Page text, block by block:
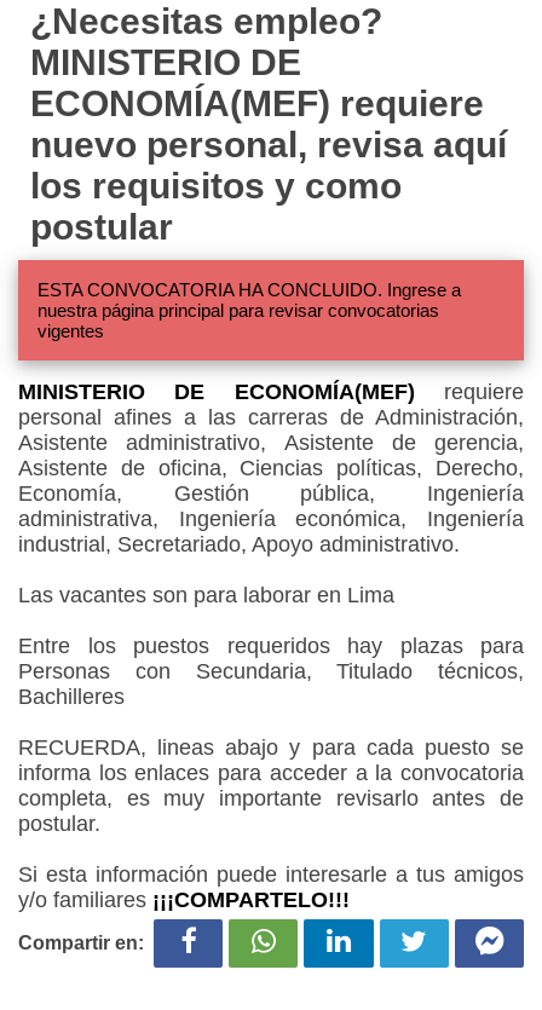
¿Necesitas empleo?
MINISTERIO DE
ECONOMÍA(MEF) requiere
nuevo personal, revisa aquí
los requisitos y como
postular
ESTA CONVOCATORIA HA CONCLUIDO. Ingrese a
nuestra página principal para revisar convocatorias
vigentes
MINISTERIO DE ECONOMÍA(MEF) requiere
personal afines a las carreras de Administración,
Asistente administrativo, Asistente de gerencia,
Asistente de oficina, Ciencias políticas, Derecho,
Economía, Gestión pública, Ingeniería
administrativa, Ingeniería económica, Ingeniería
industrial, Secretariado, Apoyo administrativo.
Las vacantes son para laborar en Lima
Entre los puestos requeridos hay plazas para
Personas con Secundaria, Titulado técnicos,
Bachilleres
RECUERDA, lineas abajo y para cada puesto se
informa los enlaces para acceder a la convocatoria
completa, es muy importante revisarlo antes de
postular.
Si esta información puede interesarle a tus amigos
y/o familiares ¡¡¡COMPARTELO!!!
Compartir en: